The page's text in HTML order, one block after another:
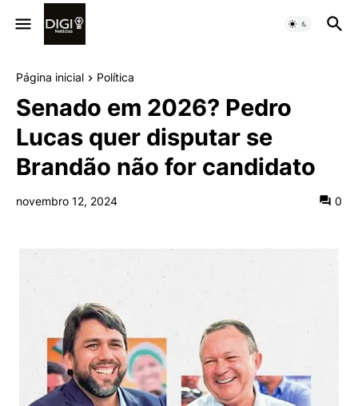
Página inicial Política
Senado em 2026? Pedro
Lucas quer disputar se
Brandão não for candidato
novembro 12, 2024 0